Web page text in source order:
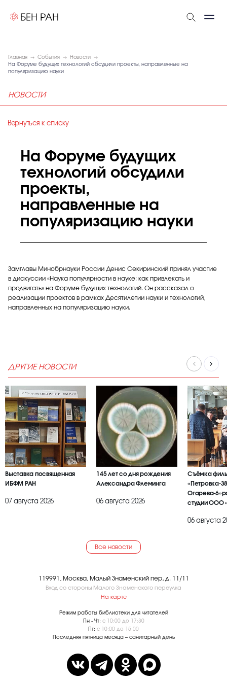
Главная События
Новости
На Форуме будущих технологий обсудили проекты, направленные на
популяризацию науки
НОВОСТИ
Вернуться к списку
На Форуме будущих
технологий обсудили
проекты,
направленные на
популяризацию науки
Замглавы Минобрнауки России Денис Секиринский принял участие
в дискуссии «Наука популярности в науке: как привлекать и
продвигать» на Форуме будущих технологий. Он рассказал о
реализации проектов в рамках Десятилетии науки и технологий,
направленных на популяризацию науки.
ДРУГИЕ НОВОСТИ
Выставка посвященная
ИБФМ РАН
07 августа 2026
145 лет со дня рождения
Александра Флеминга
06 августа 2026
Съёмка
«Петровка-
Огарева-
студии ООО
06 августа
Все новости
119991, Москва, Малый Знаменский пер, д. 11/11
Вход со стороны Малого Знаменского переулка
На карте
Режим работы библиотеки для читателей
Пн - Чт: с 10:00 до 17:30
Пт: с 10:00 до 15:00
Последняя пятница месяца – санитарный день